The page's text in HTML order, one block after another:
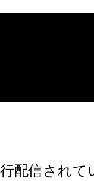
配信されて